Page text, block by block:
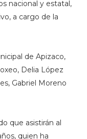
nacional y estatal,
a cargo de la
de Apizaco,
Delia López
Gabriel Moreno
que asistirán al
quien ha